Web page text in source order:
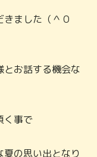
ました（＾０
とお話する機会な
く事で
の思い出となり